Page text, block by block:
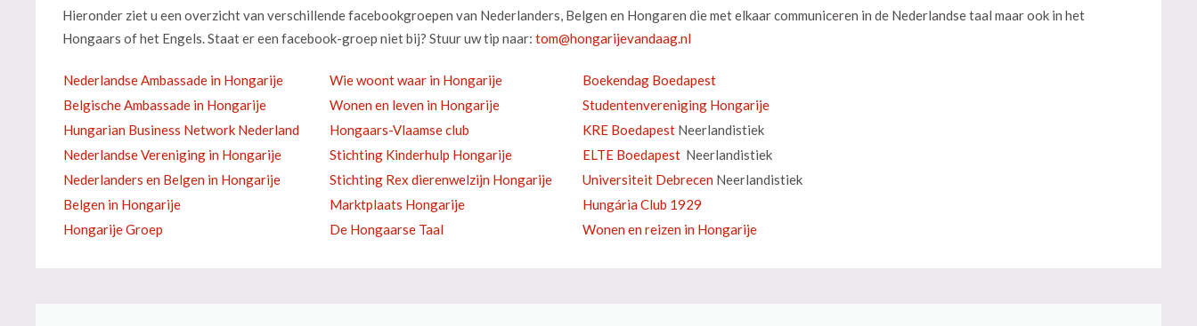
Hieronder ziet u een overzicht van verschillende facebookgroepen van Nederlanders, Belgen en Hongaren die met elkaar communiceren in de Nederlandse taal maar ook in het
Hongaars of het Engels. Staat er een facebook-groep niet bij? Stuur uw tip naar:
Nederlandse Ambassade in Hongarije Wie woont waar in Hongarije
Boekendag Boedapest
Belgische Ambassade in Hongarije
Wonen en leven in Hongarije
Studentenvereniging Hongarije
Hungarian Business Network Nederland
Hongaars-Vlaamse club KRE Boedapest Neerlandistiek
Nederlandse Vereniging in Hongarije
Stichting Kinderhulp Hongarije ELTE Boedapest Neerlandistiek
Nederlanders en Belgen in Hongarije
Stichting Rex dierenwelzijn Hongarije Universiteit Debrecen Neerlandistiek
Belgen in Hongarije
Marktplaats Hongarije
Hungária Club 1929
Hongarije Groep
De Hongaarse Taal Wonen en reizen in Hongarije